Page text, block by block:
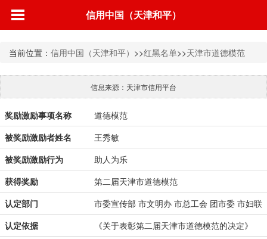
信用中国（天津和平）
当前位置： 信用中国（天津和平） >>红黑名单>>天津市道德模范
信息来源：天津市信用平台
奖励激励事项名称
道德模范
被奖励激励者姓名
王秀敏
被奖励激励行为
助人为乐
获得奖励
第二届天津市道德模范
认定部门
市委宣传部 市文明办 市总工会 团市委 市妇联
认定依据
《关于表彰第二届天津市道德模范的决定》